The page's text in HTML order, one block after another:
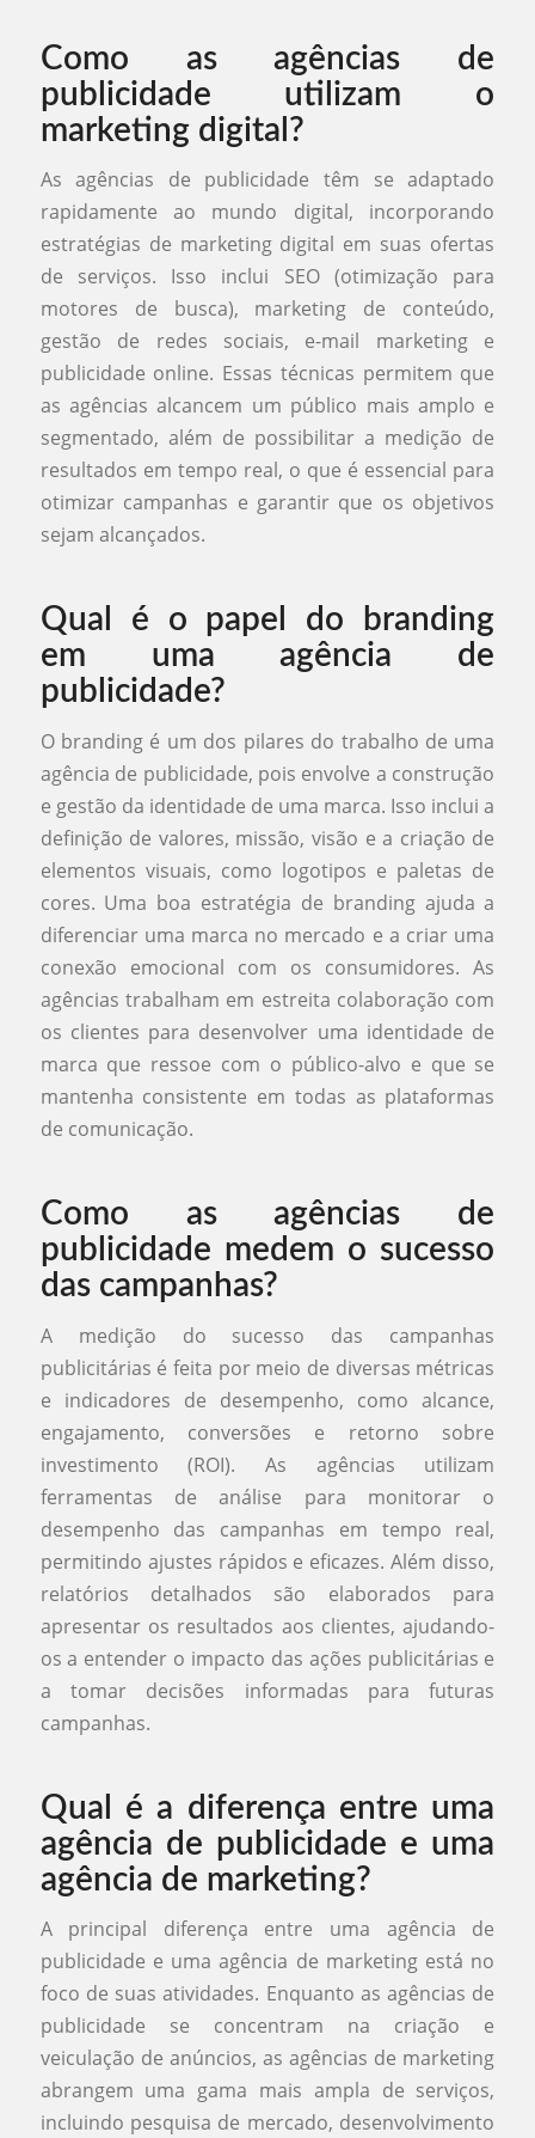
Como as agências de
publicidade utilizam o
marketing digital?
As agências de publicidade têm se adaptado
rapidamente ao mundo digital, incorporando
estratégias de marketing digital em suas ofertas
de serviços. Isso inclui SEO (otimização para
motores de busca), marketing de conteúdo,
gestão de redes sociais, e-mail marketing e
publicidade online. Essas técnicas permitem que
as agências alcancem um público mais amplo e
segmentado, além de possibilitar a medição de
resultados em tempo real, o que é essencial para
otimizar campanhas e garantir que os objetivos
sejam alcançados.
Qual é o papel do branding
em uma agência de
publicidade?
O branding é um dos pilares do trabalho de uma
agência de publicidade, pois envolve a construção
e gestão da identidade de uma marca. Isso inclui a
definição de valores, missão, visão e a criação de
elementos visuais, como logotipos e paletas de
cores. Uma boa estratégia de branding ajuda a
diferenciar uma marca no mercado e a criar uma
conexão emocional com os consumidores. As
agências trabalham em estreita colaboração com
os clientes para desenvolver uma identidade de
marca que ressoe com o público-alvo e que se
mantenha consistente em todas as plataformas
de comunicação.
Como as agências de
publicidade medem o sucesso
das campanhas?
A medição do sucesso das campanhas
publicitárias é feita por meio de diversas métricas
e indicadores de desempenho, como alcance,
engajamento, conversões e retorno sobre
investimento (ROI). As agências utilizam
ferramentas de análise para monitorar o
desempenho das campanhas em tempo real,
permitindo ajustes rápidos e eficazes. Além disso,
relatórios detalhados são elaborados para
apresentar os resultados aos clientes, ajudando-
os a entender o impacto das ações publicitárias e
a tomar decisões informadas para futuras
campanhas.
Qual é a diferença entre uma
agência de publicidade e uma
agência de marketing?
A principal diferença entre uma agência de
publicidade e uma agência de marketing está no
foco de suas atividades. Enquanto as agências de
publicidade se concentram na criação e
veiculação de anúncios, as agências de marketing
abrangem uma gama mais ampla de serviços,
incluindo pesquisa de mercado, desenvolvimento